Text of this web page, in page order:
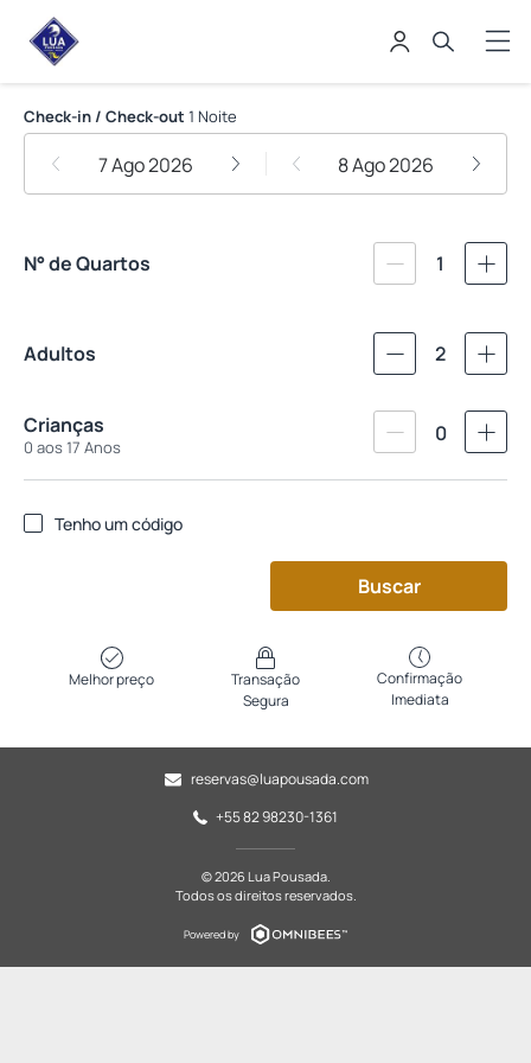
Lua Pousada
Check-in / Check-out 1 Noite
7 Ago 2026 8 Ago 2026
N° de Quartos 1
Adultos 2
Crianças
0 aos 17 Anos
0
Tenho um código
Buscar
Melhor preço
Transação
Segura
Confirmação
Imediata
reservas@luapousada.com
+55 82 98230-1361
© 2026 Lua Pousada.
Todos os direitos reservados.
Powered by